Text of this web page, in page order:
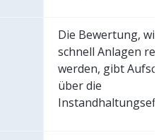
Die Bewertung, wie
schnell Anlagen
werden, gibt
über die